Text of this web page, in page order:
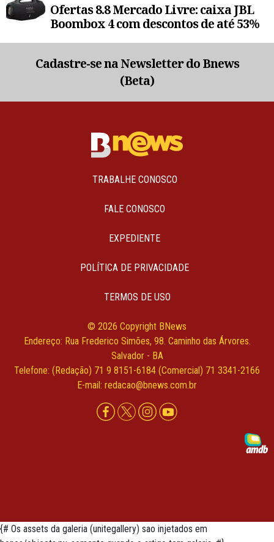
Ofertas 8.8 Mercado Livre: caixa JBL
Boombox 4 com descontos de até 53%
Cadastre-se na Newsletter do Bnews
(Beta)
TRABALHE CONOSCO
FALE CONOSCO
EXPEDIENTE
POLÍTICA DE PRIVACIDADE
TERMOS DE USO
© 2026 Copyright BNews
Endereço: Rua Frederico Simões, 98. Caminho das Árvores.
Salvador - BA
Telefone: (Redação) 71 9 8151-6184 (Comercial) 71 3341-2166
E-mail: redacao@bnews.com.br
{# Os assets da galeria (unitegallery) sao injetados em